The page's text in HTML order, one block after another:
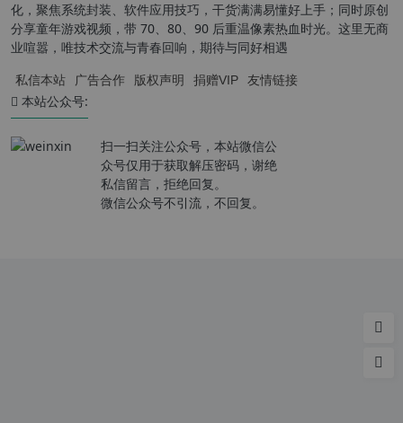
化，聚焦系统封装、软件应用技巧，干货满满易懂好上手；同时原创
分享童年游戏视频，带 70、80、90 后重温像素热血时光。这里无商
业喧嚣，唯技术交流与青春回响，期待与同好相遇
私信本站 广告合作 版权声明 捐赠VIP 友情链接
本站公众号:
扫一扫关注公众号，本站微信公
众号仅用于获取解压密码，谢绝
私信留言，拒绝回复。
微信公众号不引流，不回复。